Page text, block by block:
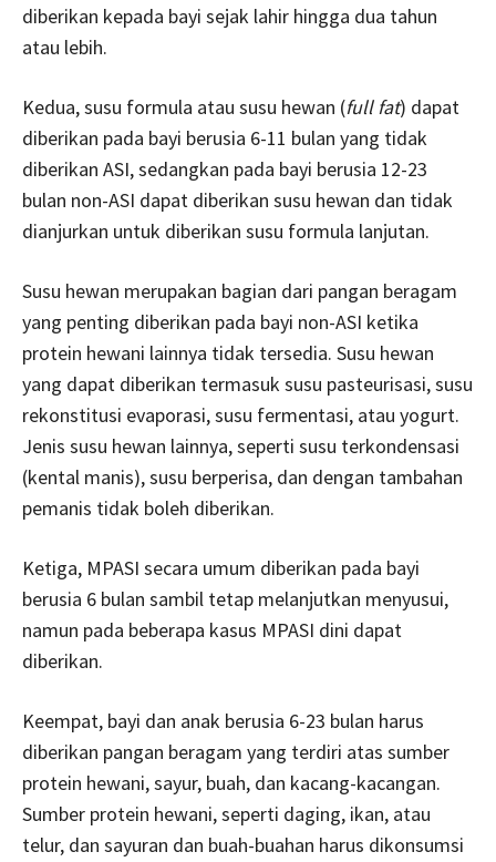
diberikan kepada bayi sejak lahir hingga dua tahun
atau lebih.
Kedua, susu formula atau susu hewan (full fat) dapat
diberikan pada bayi berusia 6-11 bulan yang tidak
diberikan ASI, sedangkan pada bayi berusia 12-23
bulan non-ASI dapat diberikan susu hewan dan tidak
dianjurkan untuk diberikan susu formula lanjutan.
Susu hewan merupakan bagian dari pangan beragam
yang penting diberikan pada bayi non-ASI ketika
protein hewani lainnya tidak tersedia. Susu hewan
yang dapat diberikan termasuk susu pasteurisasi, susu
rekonstitusi evaporasi, susu fermentasi, atau yogurt.
Jenis susu hewan lainnya, seperti susu terkondensasi
(kental manis), susu berperisa, dan dengan tambahan
pemanis tidak boleh diberikan.
Ketiga, MPASI secara umum diberikan pada bayi
berusia 6 bulan sambil tetap melanjutkan menyusui,
namun pada beberapa kasus MPASI dini dapat
diberikan.
Keempat, bayi dan anak berusia 6-23 bulan harus
diberikan pangan beragam yang terdiri atas sumber
protein hewani, sayur, buah, dan kacang-kacangan.
Sumber protein hewani, seperti daging, ikan, atau
telur, dan sayuran dan buah-buahan harus dikonsumsi